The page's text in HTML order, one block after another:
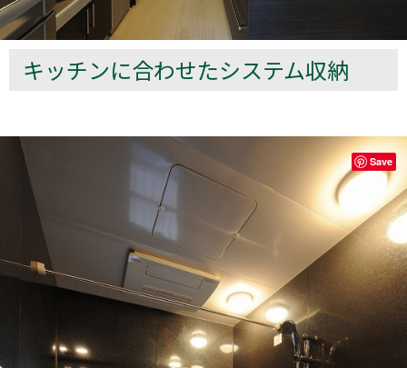
キッチンに合わせたシステム収納
Save